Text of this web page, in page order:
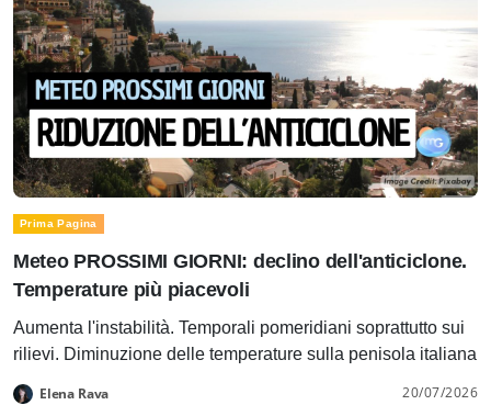
Prima Pagina
Meteo PROSSIMI GIORNI: declino dell'anticiclone.
Temperature più piacevoli
Aumenta l'instabilità. Temporali pomeridiani soprattutto sui
rilievi. Diminuzione delle temperature sulla penisola italiana
Elena Rava 20/07/2026